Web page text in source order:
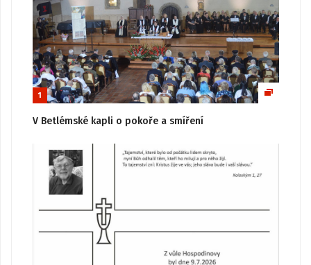
1
V Betlémské kapli o pokoře a smíření